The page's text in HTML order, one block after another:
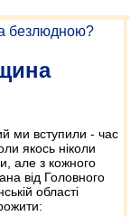
ми вступили - час
якось ніколи
але з кожного
від Головного
області